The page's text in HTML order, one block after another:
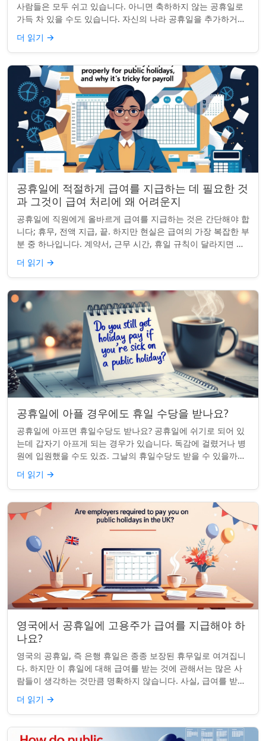
사람들은 모두 쉬고 있습니다. 아니면 축하하지 않는 공휴일로
가득 차 있을 수도 있습니다. 자신의 나라 공휴일을 추가하거나
원하지 않는 공휴일을 정리하려는...
더 읽기 →
공휴일에 적절하게 급여를 지급하는 데 필요한 것
과 그것이 급여 처리에 왜 어려운지
공휴일에 직원에게 올바르게 급여를 지급하는 것은 간단해야 합
니다; 휴무, 전액 지급, 끝. 하지만 현실은 급여의 가장 복잡한 부
분 중 하나입니다. 계약서, 근무 시간, 휴일 규칙이 달라지면 하
나의 공휴일이 준수 문제...
더 읽기 →
공휴일에 아플 경우에도 휴일 수당을 받나요?
공휴일에 아프면 휴일수당도 받나요? 공휴일에 쉬기로 되어 있
는데 갑자기 아프게 되는 경우가 있습니다. 독감에 걸렸거나 병
원에 입원했을 수도 있죠. 그날의 휴일수당도 받을 수 있을까요?
이는 흔한 질문이며, 답변은 주...
더 읽기 →
영국에서 공휴일에 고용주가 급여를 지급해야 하
나요?
영국의 공휴일, 즉 은행 휴일은 종종 보장된 휴무일로 여겨집니
다. 하지만 이 휴일에 대해 급여를 받는 것에 관해서는 많은 사
람들이 생각하는 것만큼 명확하지 않습니다. 사실, 급여를 받거
나 하루 쉬는 것이 전적으로 계...
더 읽기 →